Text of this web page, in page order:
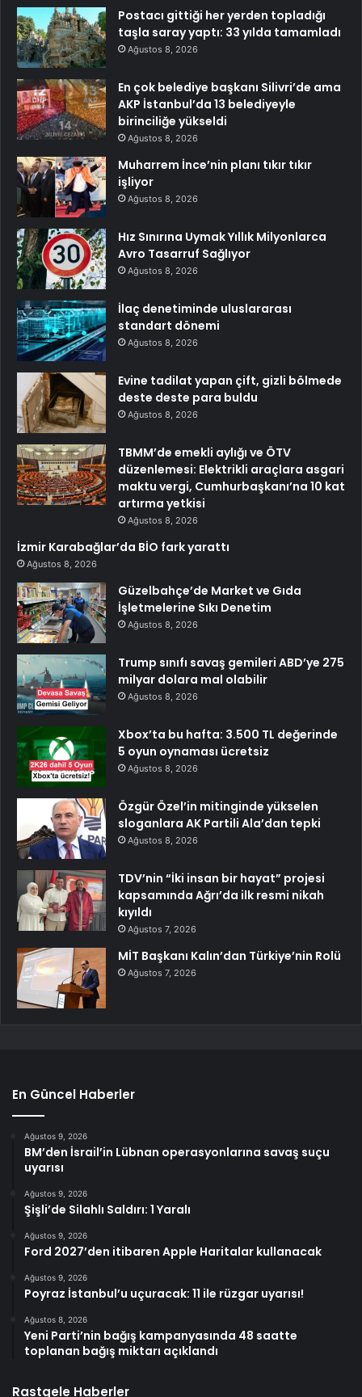
Postacı gittiği her yerden topladığı
taşla saray yaptı: 33 yılda tamamladı
Ağustos 8, 2026
En çok belediye başkanı Silivri’de ama
AKP İstanbul’da 13 belediyeyle
birinciliğe yükseldi
Ağustos 8, 2026
Muharrem İnce’nin planı tıkır tıkır
işliyor
Ağustos 8, 2026
Hız Sınırına Uymak Yıllık Milyonlarca
Avro Tasarruf Sağlıyor
Ağustos 8, 2026
İlaç denetiminde uluslararası
standart dönemi
Ağustos 8, 2026
Evine tadilat yapan çift, gizli bölmede
deste deste para buldu
Ağustos 8, 2026
TBMM’de emekli aylığı ve ÖTV
düzenlemesi: Elektrikli araçlara asgari
maktu vergi, Cumhurbaşkanı’na 10 kat
artırma yetkisi
Ağustos 8, 2026
İzmir Karabağlar’da BİO fark yarattı
Ağustos 8, 2026
Güzelbahçe’de Market ve Gıda
İşletmelerine Sıkı Denetim
Ağustos 8, 2026
Trump sınıfı savaş gemileri ABD’ye 275
milyar dolara mal olabilir
Ağustos 8, 2026
Xbox’ta bu hafta: 3.500 TL değerinde
5 oyun oynaması ücretsiz
Ağustos 8, 2026
Özgür Özel’in mitinginde yükselen
sloganlara AK Partili Ala’dan tepki
Ağustos 8, 2026
TDV’nin “İki insan bir hayat” projesi
kapsamında Ağrı’da ilk resmi nikah
kıyıldı
Ağustos 7, 2026
MİT Başkanı Kalın’dan Türkiye’nin Rolü
Ağustos 7, 2026
En Güncel Haberler
Ağustos 9, 2026
BM’den İsrail’in Lübnan operasyonlarına savaş suçu
uyarısı
Ağustos 9, 2026
Şişli’de Silahlı Saldırı: 1 Yaralı
Ağustos 9, 2026
Ford 2027’den itibaren Apple Haritalar kullanacak
Ağustos 9, 2026
Poyraz İstanbul’u uçuracak: 11 ile rüzgar uyarısı!
Ağustos 8, 2026
Yeni Parti’nin bağış kampanyasında 48 saatte
toplanan bağış miktarı açıklandı
Rastgele Haberler